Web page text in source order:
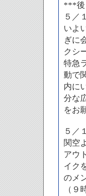
***後
５／
いよ
ぎに
クシ
特急
動で
内に
分な
をお
５／
関空
アウ
イク
のメ
（